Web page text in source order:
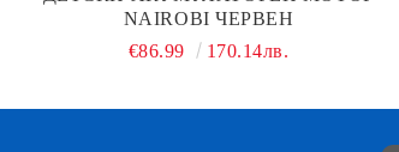
NAIROBI ЧЕРВЕН
€86.99
170.14лв.